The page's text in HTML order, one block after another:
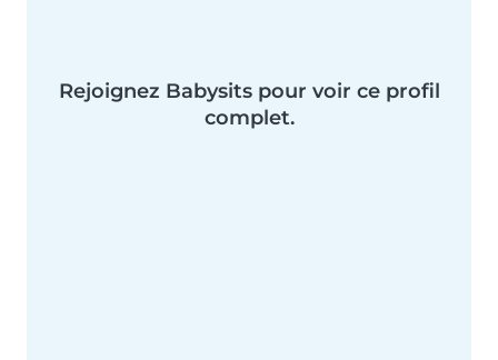
Rejoignez Babysits pour voir ce profil
complet.